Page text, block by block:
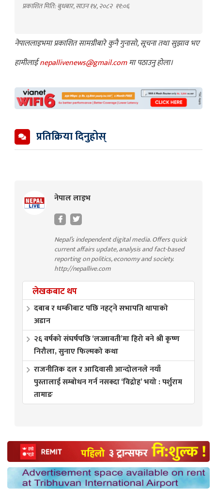
प्रकाशित मिति: बुधबार, साउन १४, २०८२ ११:०६
नेपाललाइभमा प्रकाशित सामग्रीबारे कुनै गुनासो, सूचना तथा सुझाव भए
हामीलाईnepallivenews@gmail.comमा पठाउनु होला।
प्रतिक्रिया दिनुहोस्
नेपाल लाइभ
Nepal’s independent digital media. Offers quick
current affairs update, analysis and fact-based
reporting on politics, economy and society.
http://nepallive.com
लेखकबाट थप
दबाब र धम्कीबाट पछि नहट्ने सभापति थापाको
अडान
२६ वर्षको संघर्षपछि ‘लज्जावती’मा हिरो बने श्री कृष्ण
निरौला, सुनाए फिल्मको कथा
राजनीतिक दल र आदिवासी आन्दोलनले नयाँ
पुस्तालाई सम्बोधन गर्न नसक्दा ‘विद्रोह’ भयो : पर्शुराम
तामाङ